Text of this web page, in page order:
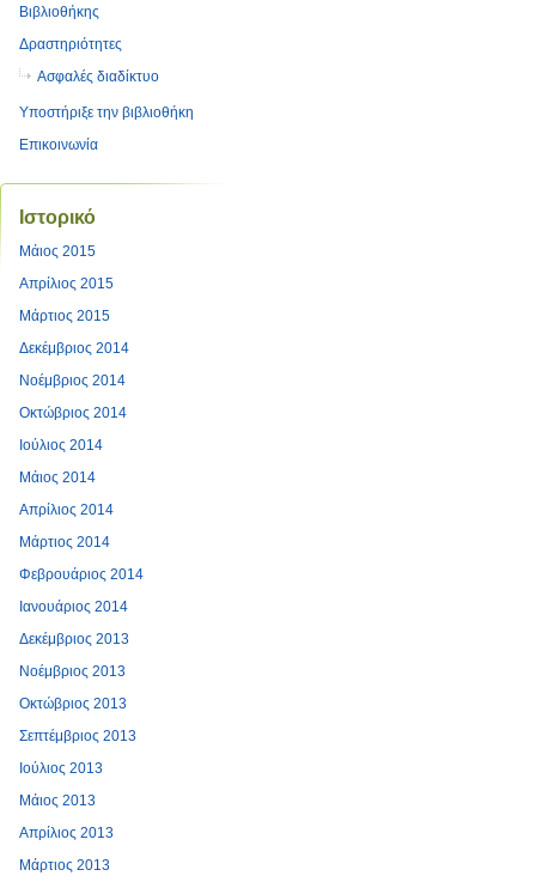
Βιβλιοθήκης
Δραστηριότητες
Ασφαλές διαδίκτυο
Υποστήριξε την βιβλιοθήκη
Επικοινωνία
Ιστορικό
Μάιος 2015
Απρίλιος 2015
Μάρτιος 2015
Δεκέμβριος 2014
Νοέμβριος 2014
Οκτώβριος 2014
Ιούλιος 2014
Μάιος 2014
Απρίλιος 2014
Μάρτιος 2014
Φεβρουάριος 2014
Ιανουάριος 2014
Δεκέμβριος 2013
Νοέμβριος 2013
Οκτώβριος 2013
Σεπτέμβριος 2013
Ιούλιος 2013
Μάιος 2013
Απρίλιος 2013
Μάρτιος 2013